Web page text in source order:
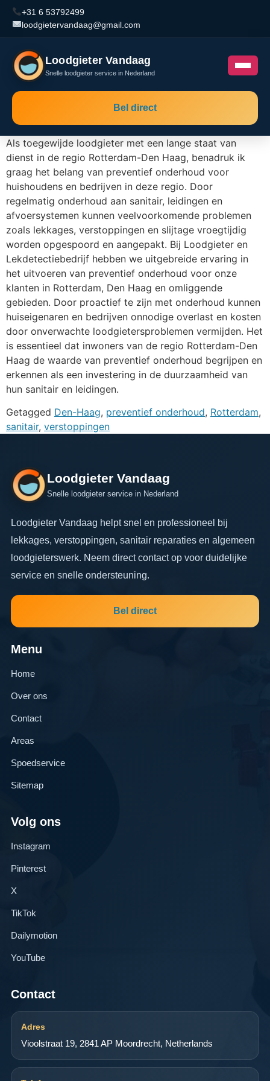
+31 6 53792499
loodgietervandaag@gmail.com
Loodgieter Vandaag
Snelle loodgieter service in Nederland
Bel direct
Als toegewijde loodgieter met een lange staat van
dienst in de regio Rotterdam-Den Haag, benadruk ik
graag het belang van preventief onderhoud voor
huishoudens en bedrijven in deze regio. Door
regelmatig onderhoud aan sanitair, leidingen en
afvoersystemen kunnen veelvoorkomende problemen
zoals lekkages, verstoppingen en slijtage vroegtijdig
worden opgespoord en aangepakt. Bij Loodgieter en
Lekdetectiebedrijf hebben we uitgebreide ervaring in
het uitvoeren van preventief onderhoud voor onze
klanten in Rotterdam, Den Haag en omliggende
gebieden. Door proactief te zijn met onderhoud kunnen
huiseigenaren en bedrijven onnodige overlast en kosten
door onverwachte loodgietersproblemen vermijden. Het
is essentieel dat inwoners van de regio Rotterdam-Den
Haag de waarde van preventief onderhoud begrijpen en
erkennen als een investering in de duurzaamheid van
hun sanitair en leidingen.
Getagged Den-Haag, preventief onderhoud, Rotterdam,
sanitair, verstoppingen
Loodgieter Vandaag
Snelle loodgieter service in Nederland
Loodgieter Vandaag helpt snel en professioneel bij
lekkages, verstoppingen, sanitair reparaties en algemeen
loodgieterswerk. Neem direct contact op voor duidelijke
service en snelle ondersteuning.
Bel direct
Menu
Home
Over ons
Contact
Areas
Spoedservice
Sitemap
Volg ons
Instagram
Pinterest
X
TikTok
Dailymotion
YouTube
Contact
Adres
Vioolstraat 19, 2841 AP Moordrecht, Netherlands